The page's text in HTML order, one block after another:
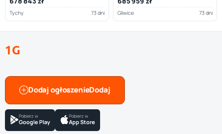
Tychy 73 dni Gliwice 73 dni
1G
Dodaj ogłoszenie
Pobierz w
Google Play
Pobierz w
App Store